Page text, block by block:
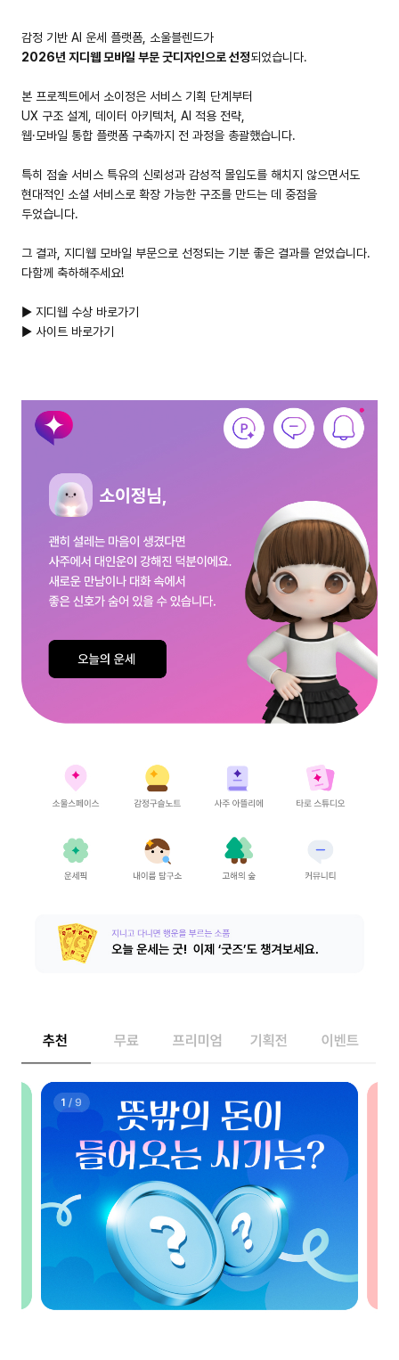
감정 기반 AI 운세 플랫폼, 소울블렌드가
2026년 지디웹 모바일 부문 굿디자인으로 선정되었습니다.
본 프로젝트에서 소이정은 서비스 기획 단계부터
UX 구조 설계, 데이터 아키텍처, AI 적용 전략,
웹·모바일 통합 플랫폼 구축까지 전 과정을 총괄했습니다.
특히 점술 서비스 특유의 신뢰성과 감성적 몰입도를 해치지 않으면서도
현대적인 소셜 서비스로 확장 가능한 구조를 만드는 데 중점을
두었습니다.
그 결과, 지디웹 모바일 부문으로 선정되는 기분 좋은 결과를 얻었습니다.
다함께 축하해주세요!
▶ 지디웹 수상 바로가기
▶ 사이트 바로가기